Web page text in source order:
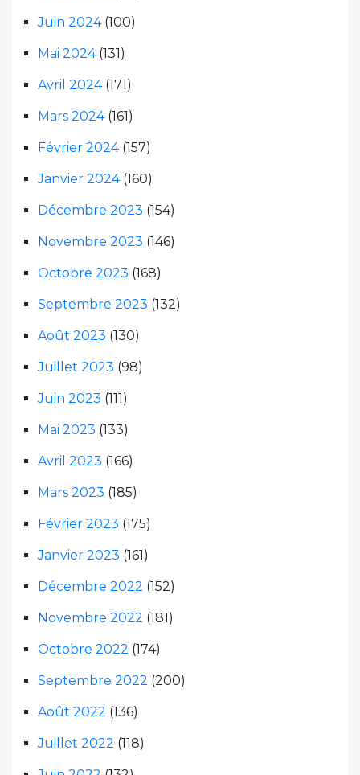
Juin 2024(100)
Mai 2024(131)
Avril 2024(171)
Mars 2024(161)
Février 2024(157)
Janvier 2024(160)
Décembre 2023 (154)
Novembre 2023 (146)
Octobre 2023 (168)
Septembre 2023 (132)
Août 2023 (130)
Juillet 2023 (98)
Juin 2023 (111)
Mai 2023 (133)
Avril 2023 (166)
Mars 2023 (185)
Février 2023 (175)
Janvier 2023 (161)
Décembre 2022 (152)
Novembre 2022 (181)
Octobre 2022 (174)
Septembre 2022 (200)
Août 2022 (136)
Juillet 2022 (118)